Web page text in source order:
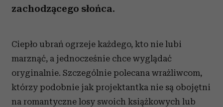
zachodzącego słońca.
Ciepło ubrań ogrzeje każdego, kto nie lubi
marznąć, a jednocześnie chce wyglądać
oryginalnie. Szczególnie polecana wrażliwcom,
którzy podobnie jak projektantka nie są obojętni
na romantyczne losy swoich książkowych lub